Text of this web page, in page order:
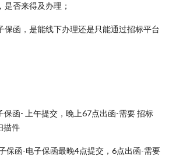
否来得及办理；
保函，是能线下办理还是只能通过招标平台
保函- 上午提交，晚上67点出函-需要 招标
描件
保函-电子保函最晚4点提交，6点出函-需要